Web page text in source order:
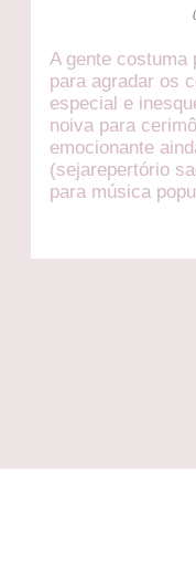
A gente costuma
para agradar os
especial e
noiva para
emocionante
(sejarepertório
para música